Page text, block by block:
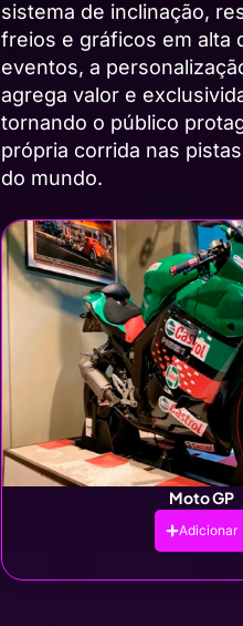
sistema de inclinação,
freios e gráficos em alta
eventos, a
agrega valor e
tornando o público
própria corrida nas
do mundo.
Moto GP
Adicionar